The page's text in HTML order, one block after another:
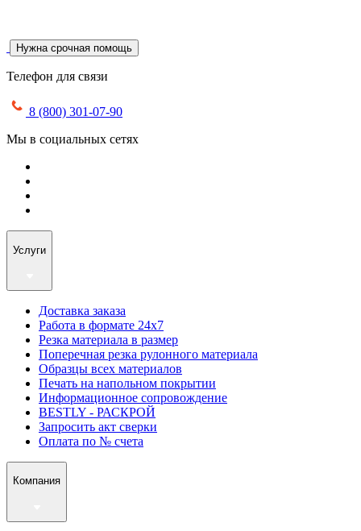
Нужна срочная помощь
Телефон для связи
8 (800) 301-07-90
Мы в социальных сетях
Услуги
Доставка заказа
Работа в формате 24х7
Резка материала в размер
Поперечная резка рулонного материала
Образцы всех материалов
Печать на напольном покрытии
Информационное сопровождение
BESTLY - РАСКРОЙ
Запросить акт сверки
Оплата по № счета
Компания